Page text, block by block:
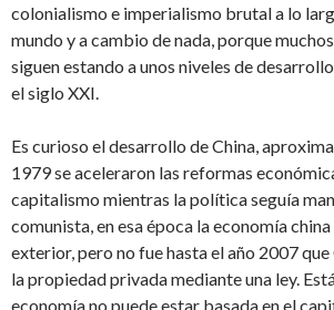
colonialismo e imperialismo brutal a lo
mundo y a cambio de nada, porque
siguen estando a unos niveles de
el siglo XXI.
Es curioso el desarrollo de China,
1979 se aceleraron las reformas
capitalismo mientras la política seguía
comunista, en esa época la economía
exterior, pero no fue hasta el año 2007
la propiedad privada mediante una ley.
economía no puede estar basada en el